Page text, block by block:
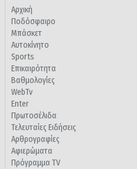
Αρχική
Ποδόσφαιρο
Μπάσκετ
Αυτοκίνητο
Sports
Επικαιρότητα
Βαθμολογίες
WebTv
Enter
Πρωτοσέλιδα
Τελευταίες Ειδήσεις
Αρθρογραφίες
Αφιερώματα
Πρόγραμμα TV